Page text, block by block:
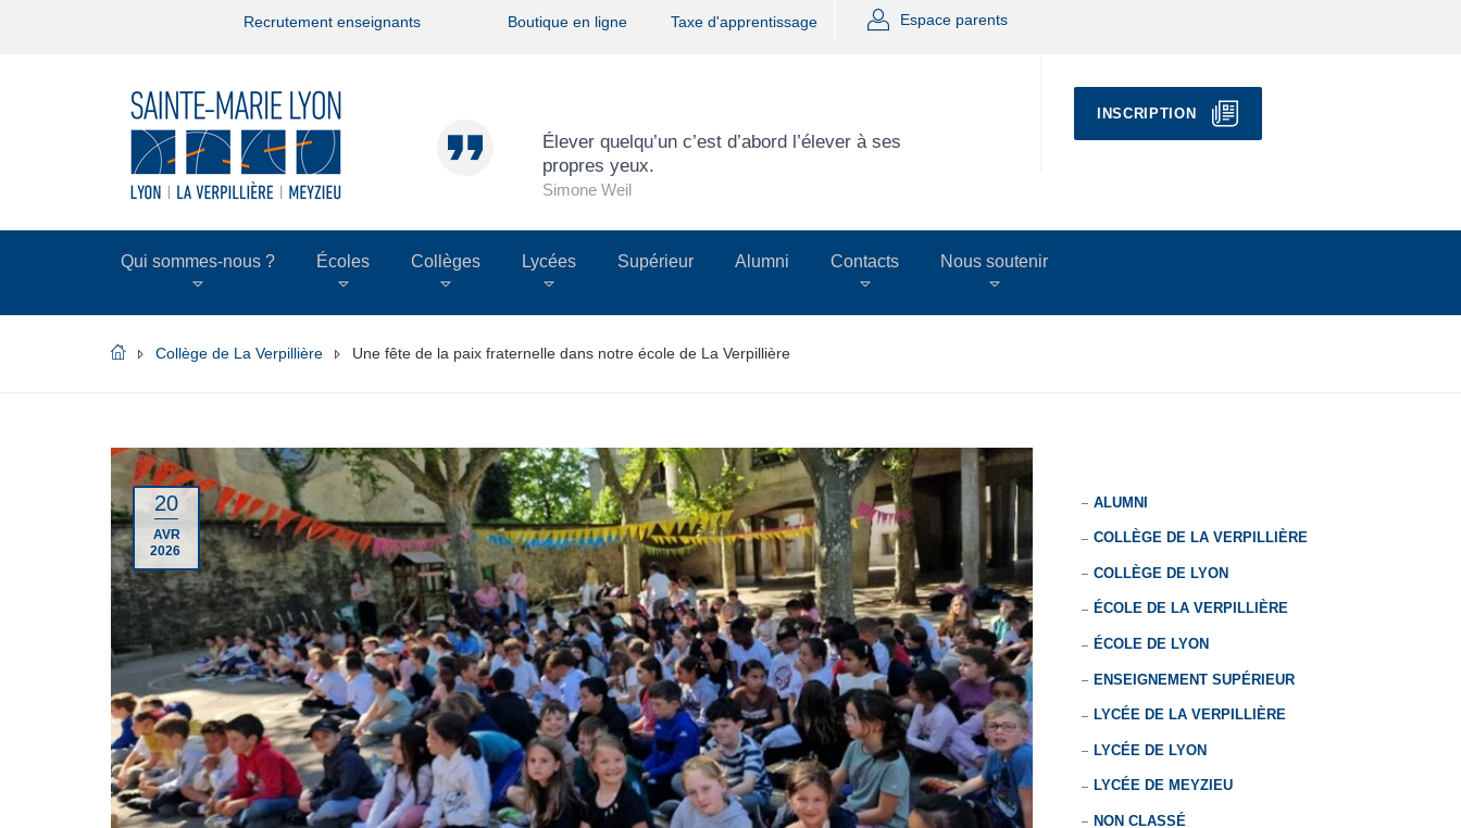
Recrutement enseignants Boutique en ligne Taxe d'apprentissage Espace parents
Élever quelqu’un c’est d’abord l’élever à ses
propres yeux.
Simone Weil
INSCRIPTION
Qui sommes-nous ? Écoles Collèges Lycées Supérieur Alumni Contacts Nous soutenir
Collège de La Verpillière Une fête de la paix fraternelle dans notre école de La Verpillière
20
AVR
2026
ALUMNI
COLLÈGE DE LA VERPILLIÈRE
COLLÈGE DE LYON
ÉCOLE DE LA VERPILLIÈRE
ÉCOLE DE LYON
ENSEIGNEMENT SUPÉRIEUR
LYCÉE DE LA VERPILLIÈRE
LYCÉE DE LYON
LYCÉE DE MEYZIEU
NON CLASSÉ